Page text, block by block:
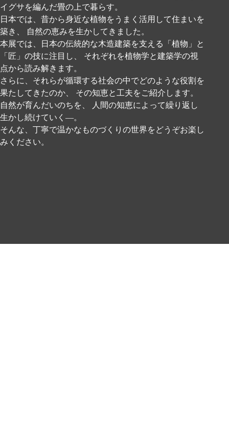
イグサを編んだ畳の上で暮らす。
日本では、昔から身近な植物をうまく活用して住まいを
築き、
自然の恵みを生かしてきました。
本展では、日本の伝統的な木造建築を支える「植物」と
「匠」の技に注目し、
それぞれを植物学と建築学の視
点から読み解きます。
さらに、それらが循環する社会の中でどのような役割を
果たしてきたのか、
その知恵と工夫をご紹介します。
自然が育んだいのちを、
人間の知恵によって繰り返し
生かし続けていく―。
そんな、丁寧で温かなものづくりの世界をどうぞお楽し
みください。